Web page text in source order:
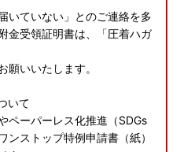
いていない」とのご連絡を多
金受領証明書は、「圧着ハガ
願いいたします。
いて
ペーパーレス化推進（SDGs
ストップ特例申請書（紙）